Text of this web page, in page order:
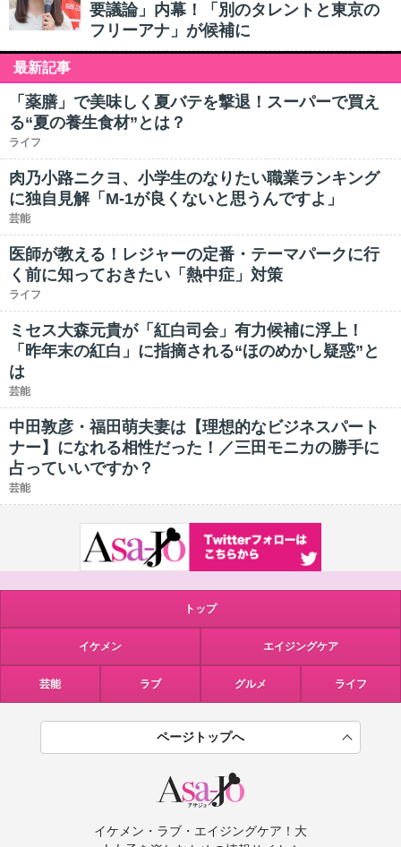
要議論」内幕！「別のタレントと東京の
フリーアナ」が候補に
最新記事
「薬膳」で美味しく夏バテを撃退！スーパーで買え
る“夏の養生食材”とは？
ライフ
肉乃小路ニクヨ、小学生のなりたい職業ランキング
に独自見解「M-1が良くないと思うんですよ」
芸能
医師が教える！レジャーの定番・テーマパークに行
く前に知っておきたい「熱中症」対策
ライフ
ミセス大森元貴が「紅白司会」有力候補に浮上！
「昨年末の紅白」に指摘される“ほのめかし疑惑”と
は
芸能
中田敦彦・福田萌夫妻は【理想的なビジネスパート
ナー】になれる相性だった！／三田モニカの勝手に
占っていいですか？
芸能
トップ
イケメン エイジングケア
芸能 ラブ グルメ ライフ
ページトップへ
イケメン・ラブ・エイジングケア！大